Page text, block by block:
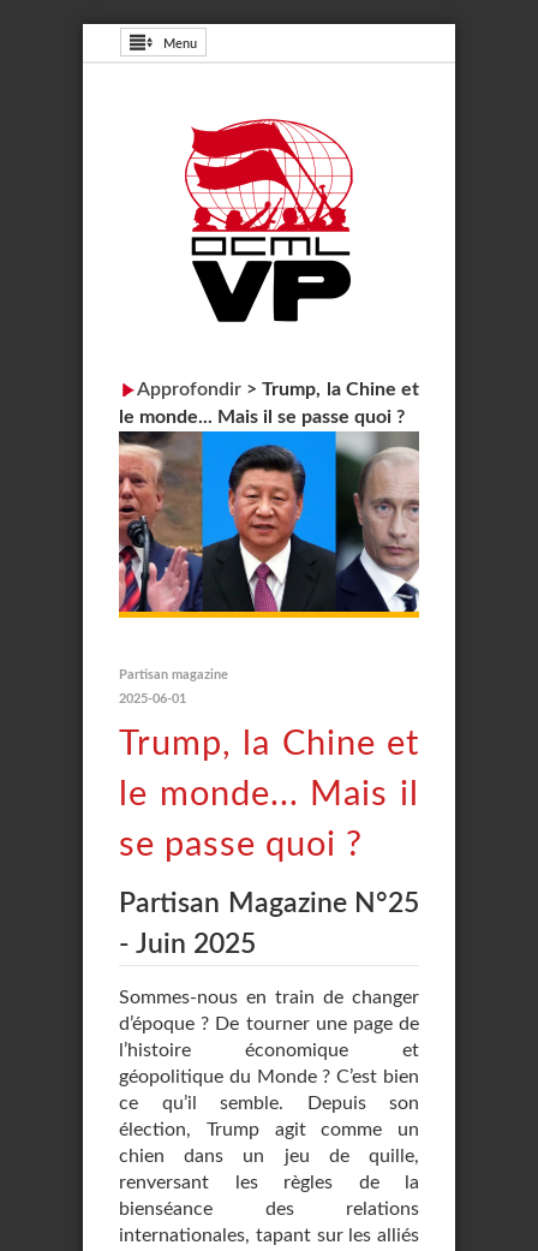
Menu
Approfondir >Trump, la Chine et
le monde... Mais il se passe quoi ?
Partisan magazine
2025-06-01
Trump, la Chine et
le monde... Mais il
se passe quoi ?
Partisan Magazine N°25
- Juin 2025
Sommes-nous en train de changer
d’époque ? De tourner une page de
l’histoire économique et
géopolitique du Monde ? C’est bien
ce qu’il semble. Depuis son
élection, Trump agit comme un
chien dans un jeu de quille,
renversant les règles de la
bienséance des relations
internationales, tapant sur les alliés